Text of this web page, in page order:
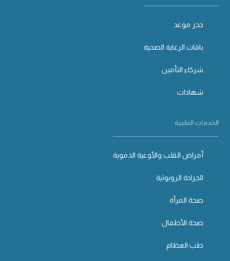
حجز موعد
باقات الرعاية الصحية
شركاء التأمين
شهادات
الخدمات الطبية
أمراض القلب والأوعية الدموية
الجراحة الروبوتية
صحة المرأة
صحة الأطفال
طب العظام